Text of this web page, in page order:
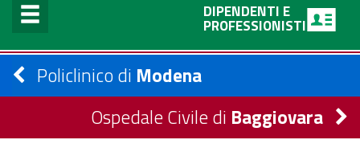
DIPENDENTI E
PROFESSIONISTI
Policlinico di Modena
Ospedale Civile di Baggiovara